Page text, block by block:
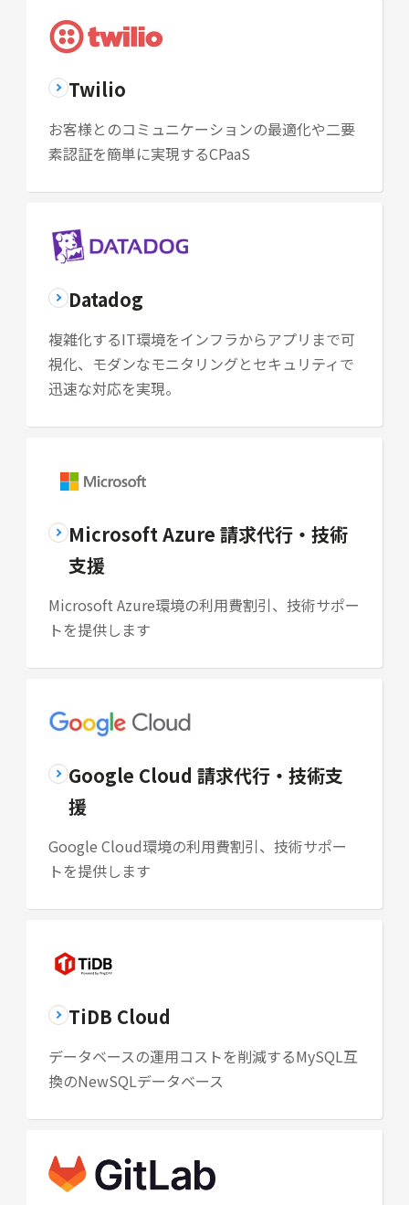
Twilio
お客様とのコミュニケーションの最適化や二要
素認証を簡単に実現するCPaaS
Datadog
複雑化するIT環境をインフラからアプリまで可
視化、モダンなモニタリングとセキュリティで
迅速な対応を実現。
Microsoft Azure 請求代行・技術
支援
Microsoft Azure環境の利用費割引、技術サポー
トを提供します
Google Cloud 請求代行・技術支
援
Google Cloud環境の利用費割引、技術サポー
トを提供します
TiDB Cloud
データベースの運用コストを削減するMySQL互
換のNewSQLデータベース